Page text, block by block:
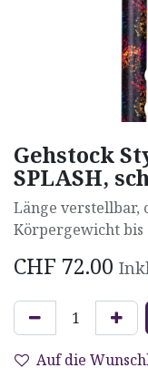
Gehstock
SPLASH,
Länge verstellbar,
Körpergewicht bis
CHF 72.00
Auf die